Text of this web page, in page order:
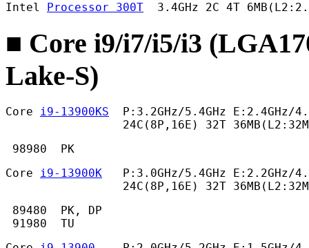
Intel
Processor 300T
3.4GHz 2C 4T
■ Core i9/i7/i5/i3
Lake-S)
Core i9-13900KS
P:3.2GHz/5.4GHz E:2.4GHz/
24C(8P,16E) 32T
98980  PK
Core i9-13900K
P:3.0GHz/5.4GHz E:2.2GHz/
24C(8P,16E) 32T
89480  PK, DP
91980  TU